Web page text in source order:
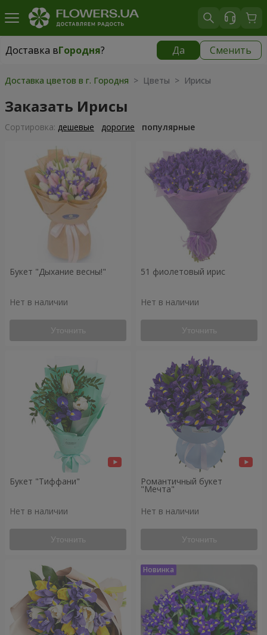
Доставка вГородня? Да Сменить
Доставка вГородня|
Доставка цветов в г. Городня > Цветы > Ирисы
Заказать Ирисы
Cортировка: дешевые дорогие популярные
Букет "Дыхание весны!"
Нет в наличии
Уточнить
51 фиолетовый ирис
Нет в наличии
Уточнить
Букет "Тиффани"
Нет в наличии
Уточнить
Романтичный букет
"Мечта"
Нет в наличии
Уточнить